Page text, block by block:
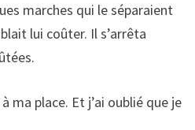
marches qui le séparaient
lui coûter. Il s’arrêta
ma place. Et j’ai oublié que je